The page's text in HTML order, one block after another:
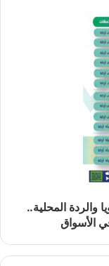
والردة المحلية..
الأسواق